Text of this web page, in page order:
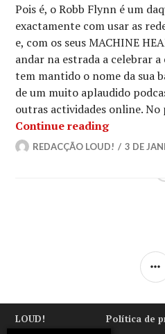
Pois é, o Robb Flynn é um
exactamente com usar as
e, com os seus MACHINE
andar na estrada a celebrar a
tem mantido o nome da sua
de um muito aplaudido
outras actividades online.
Continue reading
REDACÇÃO LOUD! 3 DE
LOUD! Política de